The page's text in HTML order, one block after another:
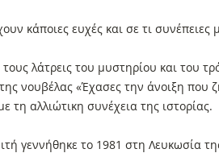
κάποιες ευχές και σε τι συνέπειες
τους λάτρεις του μυστηρίου και του
νουβέλας «Έχασες την άνοιξη που
τη αλλιώτικη συνέχεια της ιστορίας.
γεννήθηκε το 1981 στη Λευκωσία